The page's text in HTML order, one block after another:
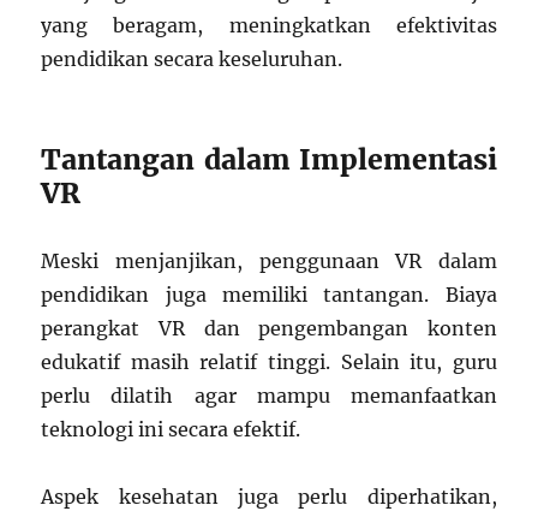
yang beragam, meningkatkan efektivitas
pendidikan secara keseluruhan.
Tantangan dalam Implementasi
VR
Meski menjanjikan, penggunaan VR dalam
pendidikan juga memiliki tantangan. Biaya
perangkat VR dan pengembangan konten
edukatif masih relatif tinggi. Selain itu, guru
perlu dilatih agar mampu memanfaatkan
teknologi ini secara efektif.
Aspek kesehatan juga perlu diperhatikan,